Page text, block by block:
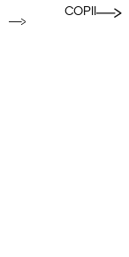
COPII